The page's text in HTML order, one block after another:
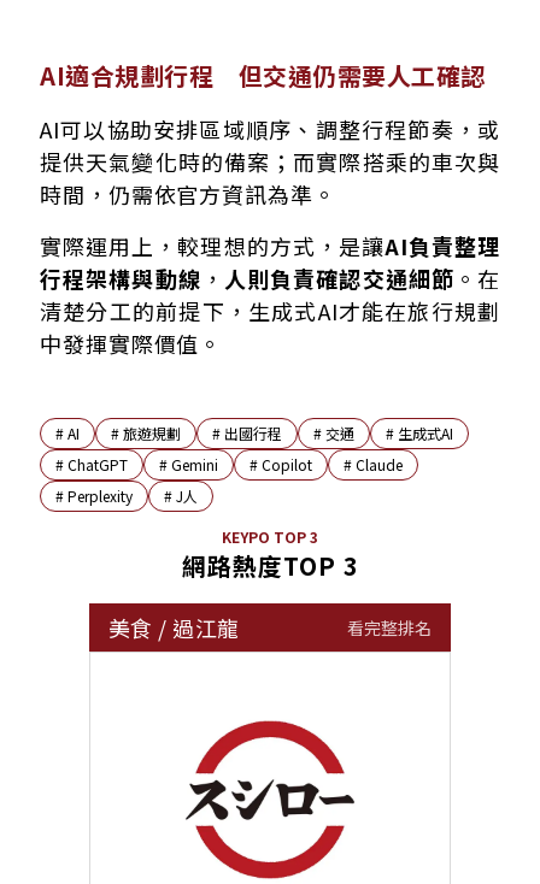
AI適合規劃行程 但交通仍需要人工確認
AI可以協助安排區域順序、調整行程節奏，或
提供天氣變化時的備案；而實際搭乘的車次與
時間，仍需依官方資訊為準。
實際運用上，較理想的方式，是讓AI負責整理
行程架構與動線 ， 人則負責確認交通細節 。在
清楚分工的前提下，生成式AI才能在旅行規劃
中發揮實際價值。
#AI #旅遊規劃 # 出國行程 #交通 # 生成式AI
#ChatGPT #Gemini #Copilot #Claude
#Perplexity #J人
KEYPO TOP 3
網路熱度TOP 3
美食 / 過江龍 看完整排名